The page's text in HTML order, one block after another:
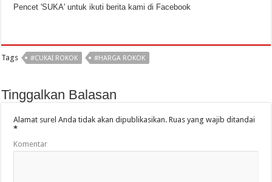
Pencet 'SUKA' untuk ikuti berita kami di Facebook
Tags #CUKAI ROKOK #HARGA ROKOK
Tinggalkan Balasan
Alamat surel Anda tidak akan dipublikasikan. Ruas yang wajib ditandai
*
Komentar